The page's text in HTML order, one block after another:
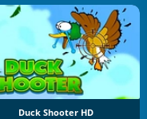
Duck Shooter HD